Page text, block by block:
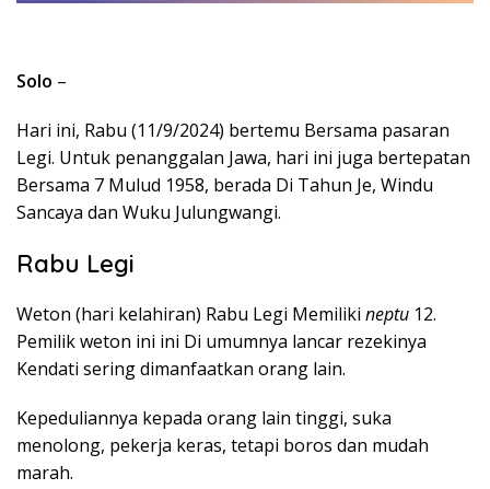
Solo –
Hari ini, Rabu (11/9/2024) bertemu Bersama pasaran
Legi. Untuk penanggalan Jawa, hari ini juga bertepatan
Bersama 7 Mulud 1958, berada Di Tahun Je, Windu
Sancaya dan Wuku Julungwangi.
Rabu Legi
Weton (hari kelahiran) Rabu Legi Memiliki neptu 12.
Pemilik weton ini ini Di umumnya lancar rezekinya
Kendati sering dimanfaatkan orang lain.
Kepeduliannya kepada orang lain tinggi, suka
menolong, pekerja keras, tetapi boros dan mudah
marah.